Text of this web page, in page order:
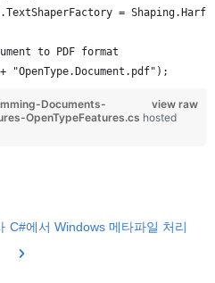
=
to PDF format
"OpenType.Document.pdf");
view raw
Documents-
OpenTypeFeatures.cs hosted
C#에서 Windows 메타파일 처리